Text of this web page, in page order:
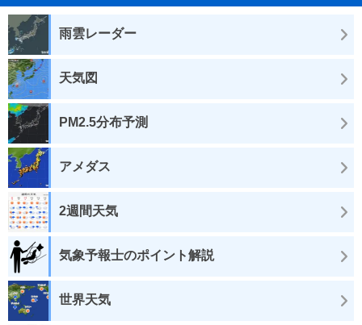
雨雲レーダー
天気図
PM2.5分布予測
アメダス
2週間天気
気象予報士のポイント解説
世界天気